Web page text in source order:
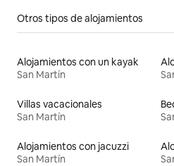
Otros tipos de alojamientos
Alojamientos con un kayak
San Martín
Villas vacacionales
San Martín
Alojamientos con jacuzzi
San Martín